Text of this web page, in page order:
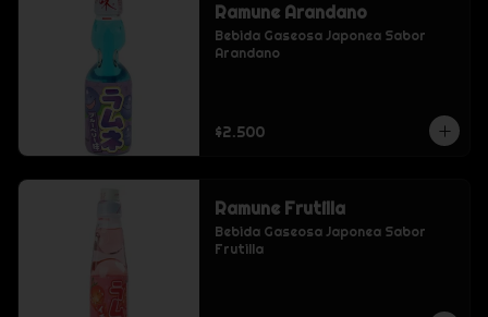
Ramune Arandano
Bebida Gaseosa Japonea Sabor
Arandano
$2.500
Ramune Frutilla
Bebida Gaseosa Japonea Sabor
Frutilla